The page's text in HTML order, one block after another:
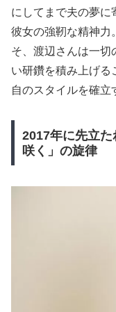
にしてまで夫の夢に
彼女の強靭な精神力
そ、渡辺さんは一切
い研鑽を積み上げる
自のスタイルを確立
2017年に先立
咲く」の旋律